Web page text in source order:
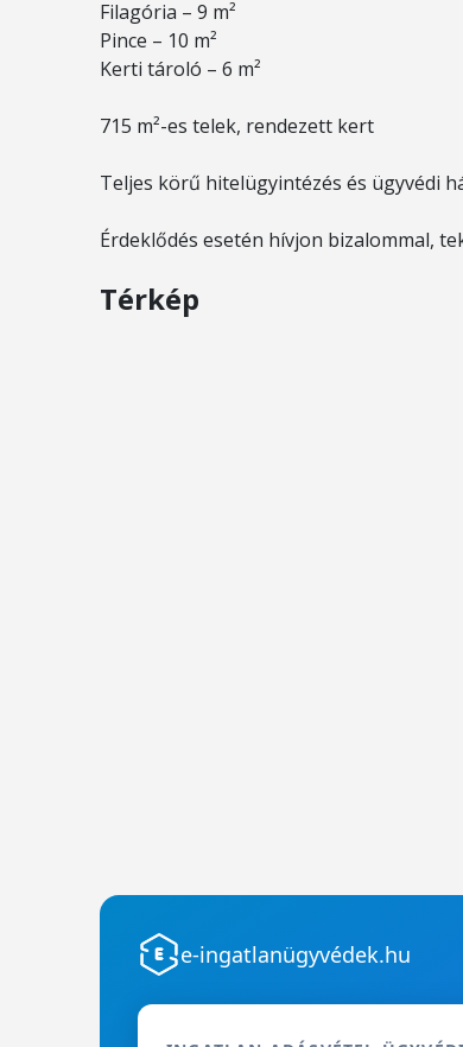
Filagória – 9 m²
Pince – 10 m²
Kerti tároló – 6 m²
715 m²-es telek, rendezett kert
Teljes körű hitelügyintézés és ügyvédi
Érdeklődés esetén hívjon bizalommal,
Térkép
e-ingatlanügyvédek.hu